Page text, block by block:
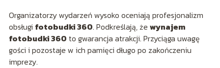
Organizatorzy wydarzeń wysoko oceniają profesjonalizm
obsługi fotobudki 360. Podkreślają, że wynajem
fotobudki 360 to gwarancja atrakcji. Przyciąga uwagę
gości i pozostaje w ich pamięci długo po zakończeniu
imprezy.